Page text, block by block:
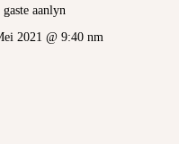
gaste aanlyn
2021 @ 9:40 nm